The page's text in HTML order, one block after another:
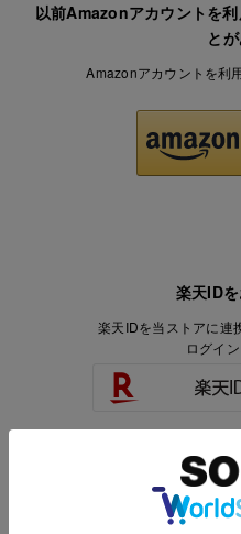
以前Amazonアカウントを
と
Amazonアカウントを利
楽天ID
楽天IDを当ストアに連
ログイン
楽天IDをお持ちで、
お持ちでない
会員登録